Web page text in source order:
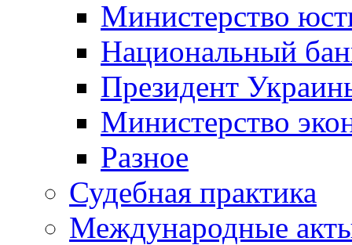
Министерство
Национальный
Президент
Министерство
Разное
Судебная практика
Международные